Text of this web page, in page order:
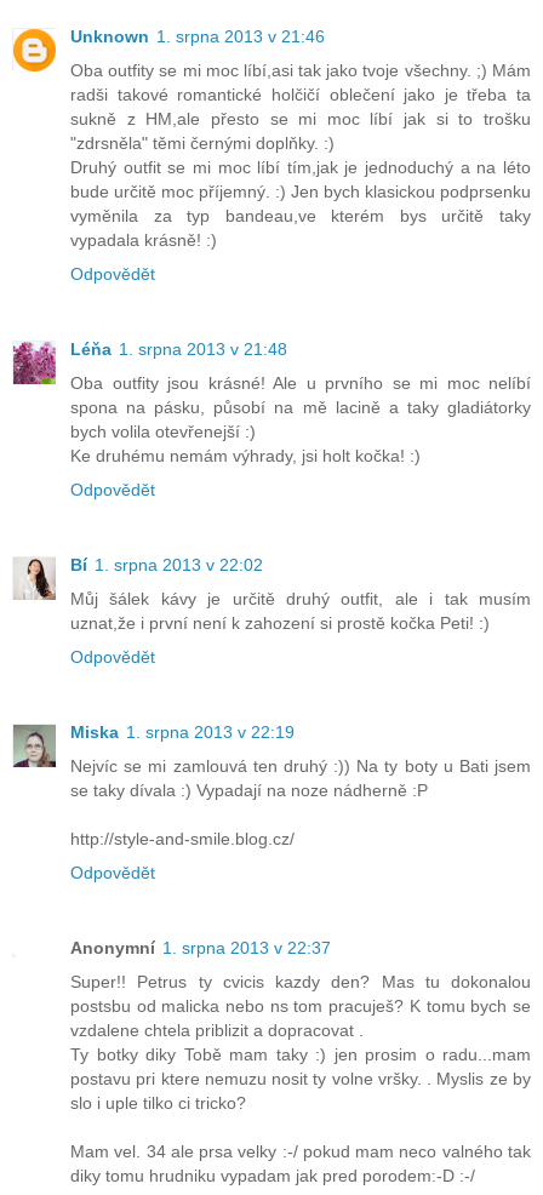
Unknown 1. srpna 2013 v 21:46
Oba outfity se mi moc líbí,asi tak jako tvoje všechny. ;) Mám
radši takové romantické holčičí oblečení jako je třeba ta
sukně z HM,ale přesto se mi moc líbí jak si to trošku
"zdrsněla" těmi černými doplňky. :)
Druhý outfit se mi moc líbí tím,jak je jednoduchý a na léto
bude určitě moc příjemný. :) Jen bych klasickou podprsenku
vyměnila za typ bandeau,ve kterém bys určitě taky
vypadala krásně! :)
Odpovědět
Léňa 1. srpna 2013 v 21:48
Oba outfity jsou krásné! Ale u prvního se mi moc nelíbí
spona na pásku, působí na mě lacině a taky gladiátorky
bych volila otevřenejší :)
Ke druhému nemám výhrady, jsi holt kočka! :)
Odpovědět
Bí 1. srpna 2013 v 22:02
Můj šálek kávy je určitě druhý outfit, ale i tak musím
uznat,že i první není k zahození si prostě kočka Peti! :)
Odpovědět
Miska 1. srpna 2013 v 22:19
Nejvíc se mi zamlouvá ten druhý :)) Na ty boty u Bati jsem
se taky dívala :) Vypadají na noze nádherně :P
http://style-and-smile.blog.cz/
Odpovědět
Anonymní 1. srpna 2013 v 22:37
Super!! Petrus ty cvicis kazdy den? Mas tu dokonalou
postsbu od malicka nebo ns tom pracuješ? K tomu bych se
vzdalene chtela priblizit a dopracovat .
Ty botky diky Tobě mam taky :) jen prosim o radu...mam
postavu pri ktere nemuzu nosit ty volne vršky. . Myslis ze by
slo i uple tilko ci tricko?
Mam vel. 34 ale prsa velky :-/ pokud mam neco valného tak
diky tomu hrudniku vypadam jak pred porodem:-D :-/